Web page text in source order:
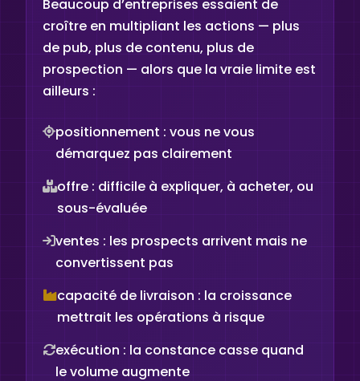
Beaucoup d’entreprises essaient de
croître en multipliant les actions — plus
de pub, plus de contenu, plus de
prospection — alors que la vraie limite est
ailleurs :
positionnement : vous ne vous
démarquez pas clairement
offre : difficile à expliquer, à acheter, ou
sous-évaluée
ventes : les prospects arrivent mais ne
convertissent pas
capacité de livraison : la croissance
mettrait les opérations à risque
exécution : la constance casse quand
le volume augmente